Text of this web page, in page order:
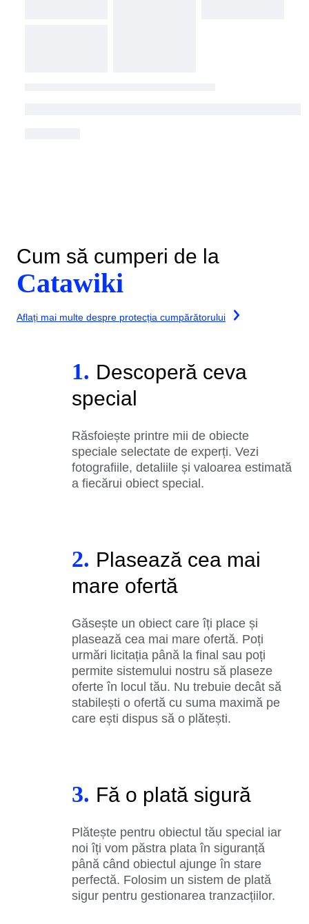
Cum să cumperi de la
Catawiki
Aflați mai multe despre protecția cumpărătorului
1. Descoperă ceva
special
Răsfoiește printre mii de obiecte
speciale selectate de experți. Vezi
fotografiile, detaliile și valoarea estimată
a fiecărui obiect special.
2. Plasează cea mai
mare ofertă
Găsește un obiect care îți place și
plasează cea mai mare ofertă. Poți
urmări licitația până la final sau poți
permite sistemului nostru să plaseze
oferte în locul tău. Nu trebuie decât să
stabilești o ofertă cu suma maximă pe
care ești dispus să o plătești.
3. Fă o plată sigură
Plătește pentru obiectul tău special iar
noi îți vom păstra plata în siguranță
până când obiectul ajunge în stare
perfectă. Folosim un sistem de plată
sigur pentru gestionarea tranzacțiilor.